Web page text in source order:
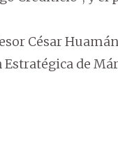
César
de